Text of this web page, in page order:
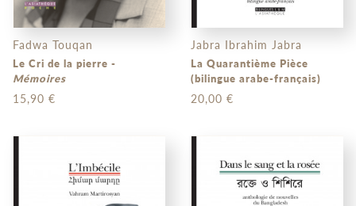
Fadwa Touqan
Le Cri de la pierre -
Mémoires
15,90 €
Jabra Ibrahim Jabra
La Quarantième Pièce
(bilingue arabe-français)
20,00 €